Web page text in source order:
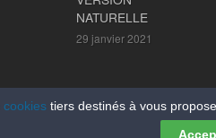
NATURELLE
29 janvier 2021
cookiestiers destinés à vous